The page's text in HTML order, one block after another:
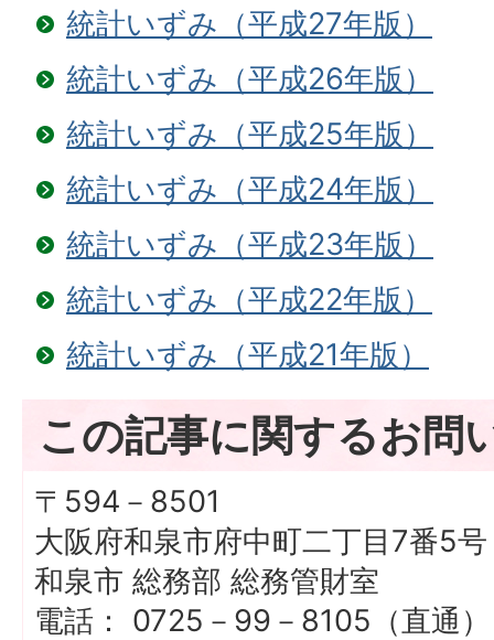
統計いずみ（平成27年版）
統計いずみ（平成26年版）
統計いずみ（平成25年版）
統計いずみ（平成24年版）
統計いずみ（平成23年版）
統計いずみ（平成22年版）
統計いずみ（平成21年版）
この記事に関するお問
〒594－8501
大阪府和泉市府中町二丁目7番5号
和泉市 総務部 総務管財室
電話： 0725－99－8105（直通）